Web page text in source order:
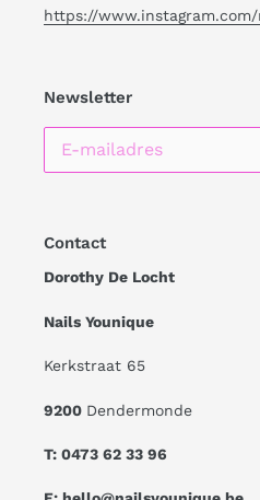
https://
Newsletter
Contact
Dorothy De Locht
Nails Younique
Kerkstraat 65
9200 Dendermonde
T: 0473 62 33 96